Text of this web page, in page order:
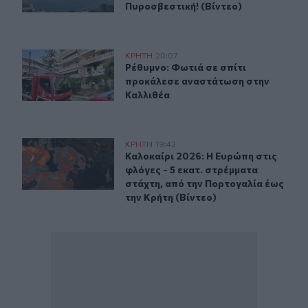
Πυροσβεστική! (Βίντεο)
Ρέθυμνο: Φωτιά σε σπίτι προκάλεσε αναστάτωση στην
ΚΡΗΤΗ 20:07
Ρέθυμνο: Φωτιά σε σπίτι
Ρέθυμνο: Φωτιά σε σπίτι
προκάλεσε αναστάτωση στην
Καλλιθέα
Καλοκαίρι 2026: Η Ευρώπη στις φλόγες - 5 εκατ.
ΚΡΗΤΗ 19:42
Καλοκαίρι 2026: Η Ευρώπη στις
Καλοκαίρι 2026: Η Ευρώπη στις
φλόγες - 5 εκατ. στρέμματα
στάχτη, από την Πορτογαλία έως
την Κρήτη (Βίντεο)